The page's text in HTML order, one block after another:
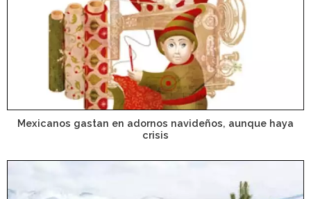
Mexicanos gastan en adornos navideños, aunque haya
crisis